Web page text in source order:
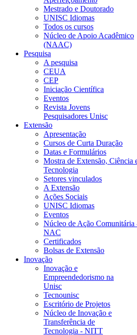
Mestrado e Doutorado
UNISC Idiomas
Todos os cursos
Núcleo de Apoio Acadêmico
(NAAC)
Pesquisa
A pesquisa
CEUA
CEP
Iniciação Científica
Eventos
Revista Jovens
Pesquisadores Unisc
Extensão
Apresentação
Cursos de Curta Duração
Datas e Formulários
Mostra de Extensão, Ciência
Tecnologia
Setores vinculados
A Extensão
Ações Sociais
UNISC Idiomas
Eventos
Núcleo de Ação Comunitária
NAC
Certificados
Bolsas de Extensão
Inovação
Inovação e
Empreendedorismo na
Unisc
Tecnounisc
Escritório de Projetos
Núcleo de Inovação e
Transferência de
Tecnologia - NITT